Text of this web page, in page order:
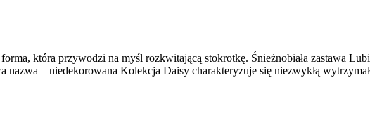
która przywodzi na myśl rozkwitającą stokrotkę. Śnieżnobiała zastawa
– niedekorowana Kolekcja Daisy charakteryzuje się niezwykłą